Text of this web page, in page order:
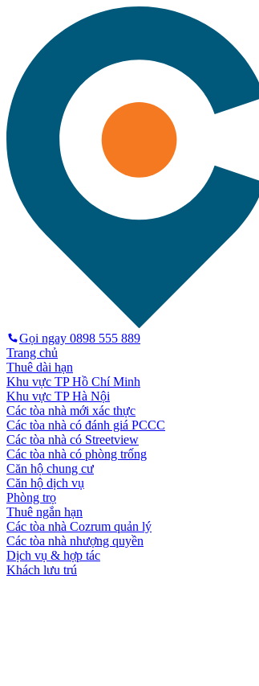
Gọi ngay 0898 555 889
Trang chủ
Thuê dài hạn
Khu vực TP Hồ Chí Minh
Khu vực TP Hà Nội
Các tòa nhà mới xác thực
Các tòa nhà có đánh giá PCCC
Các tòa nhà có Streetview
Các tòa nhà có phòng trống
Căn hộ chung cư
Căn hộ dịch vụ
Phòng trọ
Thuê ngắn hạn
Các tòa nhà Cozrum quản lý
Các tòa nhà nhượng quyền
Dịch vụ & hợp tác
Khách lưu trú